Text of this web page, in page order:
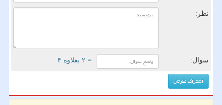
نظر:
سوال: = ۲ بعلاوه ۴